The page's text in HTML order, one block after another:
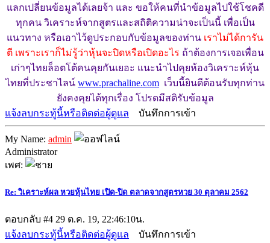
แลกเปลี่ยนข้อมูลได้เลยจ้า และ ขอให้คนที่นำข้อมูลไปใช้โชคดี
ทุกคน วิเคราะห์จากสูตรและสถิติความน่าจะเป็นนี้ เพื่อเป็น
แนวทาง หรือเอาไว้ดูประกอบกับข้อมูลของท่าน เราไม่ได้การัน
ตี เพราะเราก็ไม่รู้ว่าหุ้นจะปิดหรือเปิดอะไร ถ้าต้องการเจอเพื่อน
เก่าๆไทยล็อตโต้คนคุยกันเยอะ แนะนำไปคุยห้องวิเคราะห์หุ้น
ไทยที่ประชาไลน์ www.prachaline.com เว็บนี้ยินดีต้อนรับทุกท่าน
ยังคงคุยได้ทุกเรื่อง โปรดมีสติรับข้อมูล
แจ้งลบกระทู้นี้หรือติดต่อผู้ดูแล
บันทึกการเข้า
My Name: admin
Administrator
เพศ:
Re: วิเคราะห์ผล หวยหุ้นไทย เปิด-ปิด ตลาดจากสูตรหวย 30 ตุลาคม 2562
ตอบกลับ #4 29 ต.ค. 19, 22:46:10น.
แจ้งลบกระทู้นี้หรือติดต่อผู้ดูแล
บันทึกการเข้า